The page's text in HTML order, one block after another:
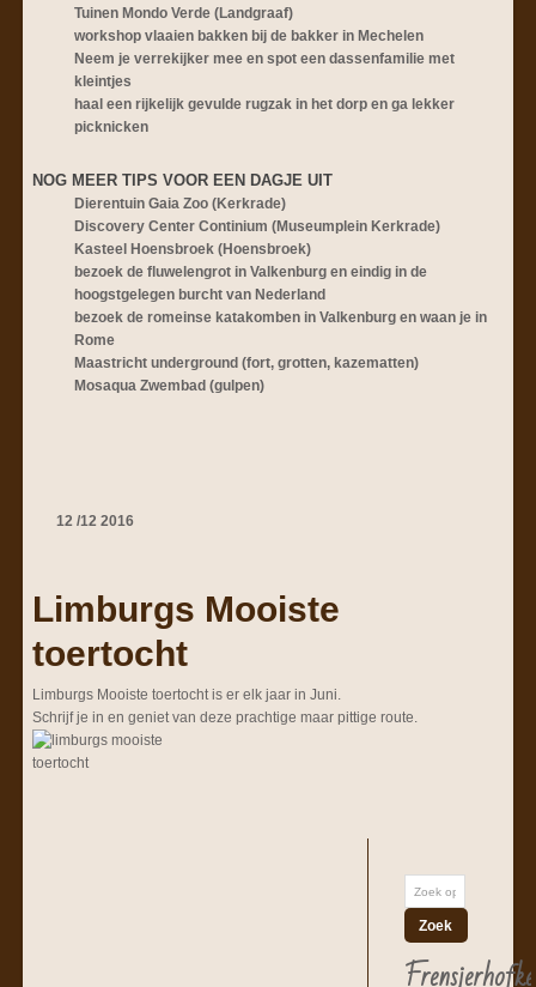
Tuinen Mondo Verde (Landgraaf)
workshop vlaaien bakken bij de bakker in Mechelen
Neem je verrekijker mee en spot een dassenfamilie met
kleintjes
haal een rijkelijk gevulde rugzak in het dorp en ga lekker
picknicken
NOG MEER TIPS VOOR EEN DAGJE UIT
Dierentuin Gaia Zoo (Kerkrade)
Discovery Center Continium (Museumplein Kerkrade)
Kasteel Hoensbroek (Hoensbroek)
bezoek de fluwelengrot in Valkenburg en eindig in de
hoogstgelegen burcht van Nederland
bezoek de romeinse katakomben in Valkenburg en waan je in
Rome
Maastricht underground (fort, grotten, kazematten)
Mosaqua Zwembad (gulpen)
12 /12 2016
Limburgs Mooiste
toertocht
Limburgs Mooiste toertocht is er elk jaar in Juni.
Schrijf je in en geniet van deze prachtige maar pittige route.